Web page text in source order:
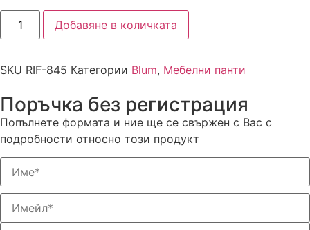
Добавяне в количката
SKU RIF-845 Категории Blum, Мебелни панти
Поръчка без регистрация
Попълнете формата и ние ще се свържен с Вас с
подробности относно този продукт